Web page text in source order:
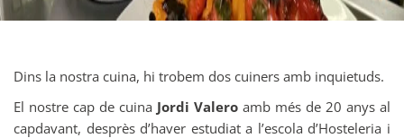
Dins la nostra cuina, hi trobem dos cuiners amb inquietuds.
El nostre cap de cuina Jordi Valero amb més de 20 anys al
capdavant, desprès d’haver estudiat a l’escola d’Hosteleria i